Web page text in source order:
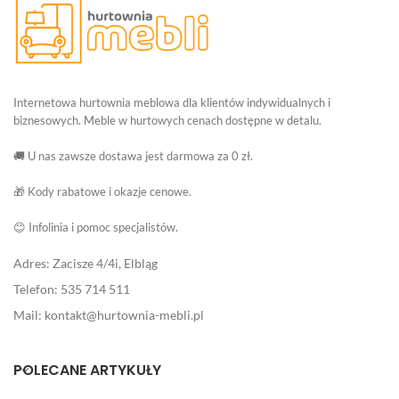
Internetowa hurtownia meblowa dla klientów indywidualnych i
biznesowych. Meble w hurtowych cenach dostępne w detalu.
🚚 U nas zawsze dostawa jest darmowa za 0 zł.
🎁 Kody rabatowe i okazje cenowe.
😊 Infolinia i pomoc specjalistów.
Adres: Zacisze 4/4i, Elbląg
Telefon: 535 714 511
Mail: kontakt@hurtownia-mebli.pl
POLECANE ARTYKUŁY